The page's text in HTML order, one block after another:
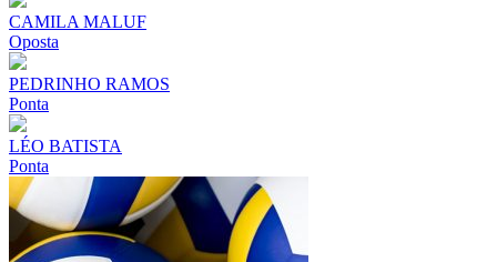
CAMILA MALUF
Oposta
PEDRINHO RAMOS
Ponta
LÉO BATISTA
Ponta